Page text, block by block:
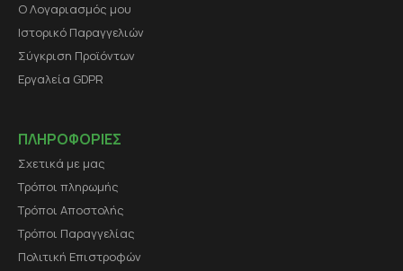
Ο Λογαριασμός μου
Ιστορικό Παραγγελιών
Σύγκριση Προϊόντων
Εργαλεία GDPR
ΠΛΗΡΟΦΟΡΙΕΣ
Σχετικά με μας
Τρόποι πληρωμής
Τρόποι Αποστολής
Τρόποι Παραγγελίας
Πολιτική Επιστροφών